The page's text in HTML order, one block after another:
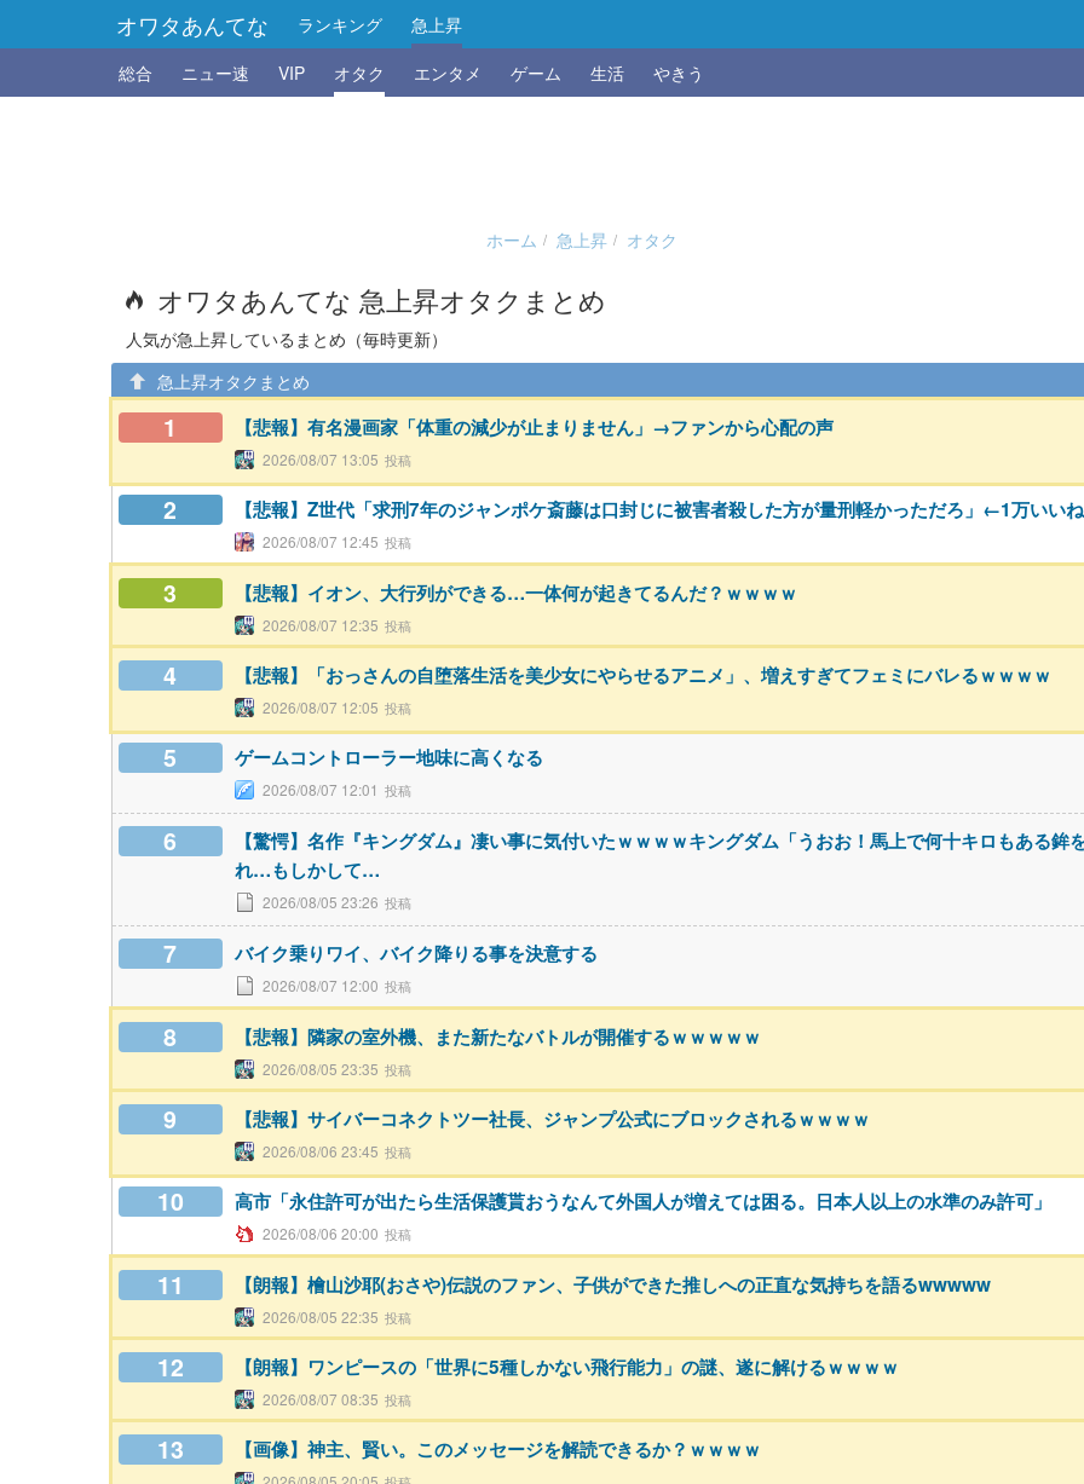
オワタあんてな ランキング
急上昇
総合
ニュー速 VIP オタク エンタメ ゲーム 生活 やきう
ホーム 急上昇 オタク
オワタあんてな 急上昇オタクまとめ
人気が急上昇しているまとめ（毎時更新）
急上昇オタクまとめ
1 【悲報】有名漫画家「体重の減少が止まりません」→ファンから心配の声
2026/08/07 13:05
2 【悲報】Z世代「求刑7年のジャンポケ斎藤は口封じに被害者殺した方が量刑軽かっただろ」←1万いいね
2026/08/07 12:45
3 【悲報】イオン、大行列ができる…一体何が起きてるんだ？ｗｗｗｗ
2026/08/07 12:35
4 【悲報】「おっさんの自堕落生活を美少女にやらせるアニメ」、増えすぎてフェミにバレるｗｗｗｗ
2026/08/07 12:05
5 ゲームコントローラー地味に高くなる
2026/08/07 12:01
6
【驚愕】名作『キングダム』凄い事に気付いたｗｗｗｗキングダム「うおお！馬上で何十キロもある
れ…もしかして…
2026/08/05 23:26
7 バイク乗りワイ、バイク降りる事を決意する
2026/08/07 12:00
8 【悲報】隣家の室外機、また新たなバトルが開催するｗｗｗｗｗ
2026/08/05 23:35
9 【悲報】サイバーコネクトツー社長、ジャンプ公式にブロックされるｗｗｗｗ
2026/08/06 23:45
10 高市「永住許可が出たら生活保護貰おうなんて外国人が増えては困る。日本人以上の水準のみ許可」
2026/08/06 20:00
11 【朗報】檜山沙耶(おさや)伝説のファン、子供ができた推しへの正直な気持ちを語るwwwww
2026/08/05 22:35
12 【朗報】ワンピースの「世界に5種しかない飛行能力」の謎、遂に解けるｗｗｗｗ
2026/08/07 08:35
13 【画像】神主、賢い。このメッセージを解読できるか？ｗｗｗｗ